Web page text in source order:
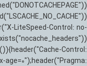
LiteSpeed-Control: no-
Control:
age=0");header("Pragma: